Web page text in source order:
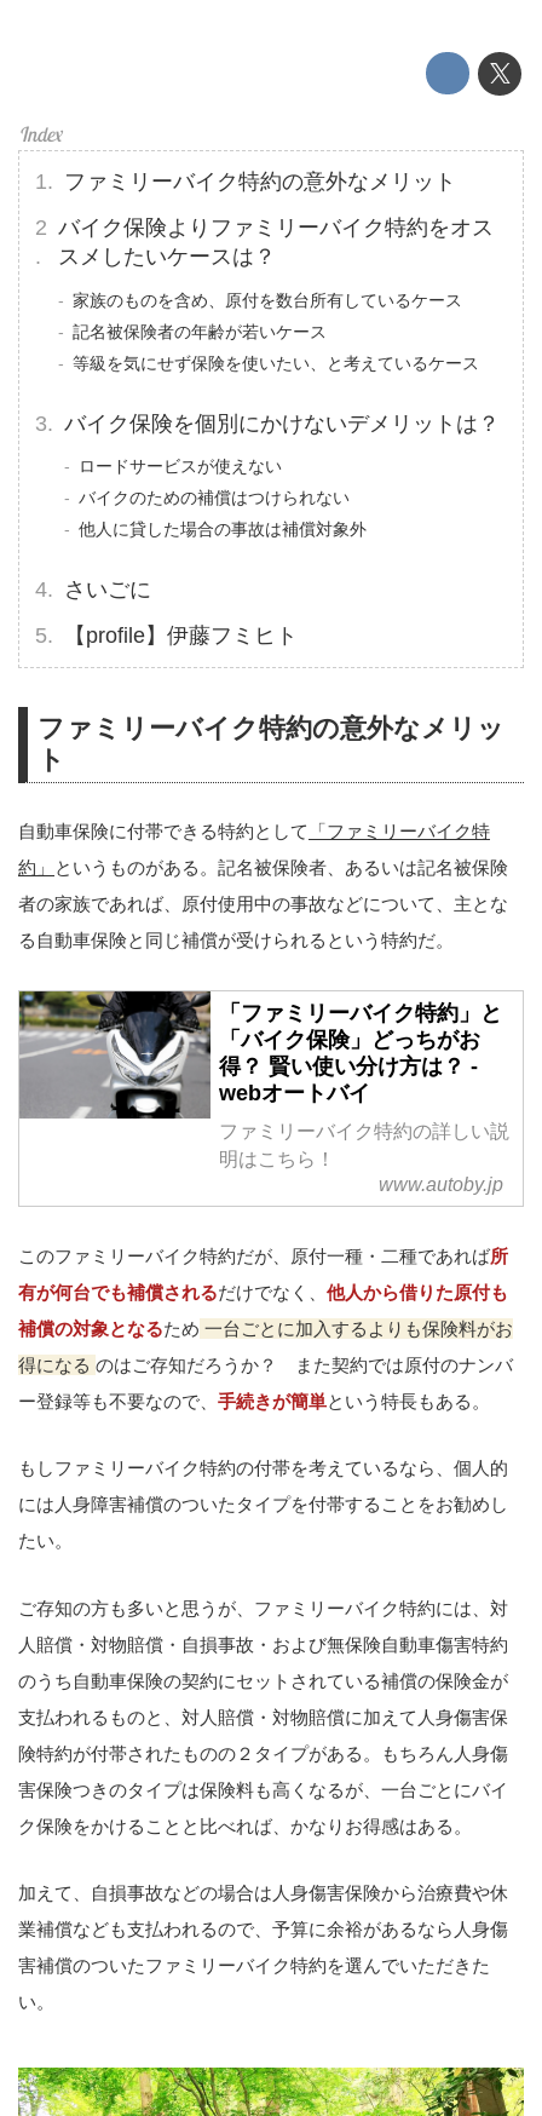
ファミリーバイク特約の意外なメリット
バイク保険よりファミリーバイク特約をオス
スメしたいケースは？
家族のものを含め、原付を数台所有しているケース
記名被保険者の年齢が若いケース
等級を気にせず保険を使いたい、と考えているケース
バイク保険を個別にかけないデメリットは？
ロードサービスが使えない
バイクのための補償はつけられない
他人に貸した場合の事故は補償対象外
さいごに
【profile】伊藤フミヒト
ファミリーバイク特約の意外なメリッ
ト
自動車保険に付帯できる特約として
「ファミリーバイク特
約」
というものがある。記名被保険者、あるいは記名被保険
者の家族であれば、原付使用中の事故などについて、主とな
る自動車保険と同じ補償が受けられるという特約だ。
「ファミリーバイク特約」と
「バイク保険」どっちがお
得？ 賢い使い分け方は？ -
webオートバイ
ファミリーバイク特約の詳しい説
明はこちら！
www.autoby.jp
このファミリーバイク特約だが、原付一種・二種であれば所
有が何台でも補償されるだけでなく、 他人から借りた原付も
補償の対象となるため 一台ごとに加入するよりも保険料がお
得になる のはご存知だろうか？ また契約では原付のナンバ
ー登録等も不要なので、 手続きが簡単という特長もある。
もしファミリーバイク特約の付帯を考えているなら、個人的
には人身障害補償のついたタイプを付帯することをお勧めし
たい。
ご存知の方も多いと思うが、ファミリーバイク特約には、対
人賠償・対物賠償・自損事故・および無保険自動車傷害特約
のうち自動車保険の契約にセットされている補償の保険金が
支払われるものと、対人賠償・対物賠償に加えて人身傷害保
険特約が付帯されたものの２タイプがある。もちろん人身傷
害保険つきのタイプは保険料も高くなるが、一台ごとにバイ
ク保険をかけることと比べれば、かなりお得感はある。
加えて、自損事故などの場合は人身傷害保険から治療費や休
業補償なども支払われるので、予算に余裕があるなら人身傷
害補償のついたファミリーバイク特約を選んでいただきた
い。